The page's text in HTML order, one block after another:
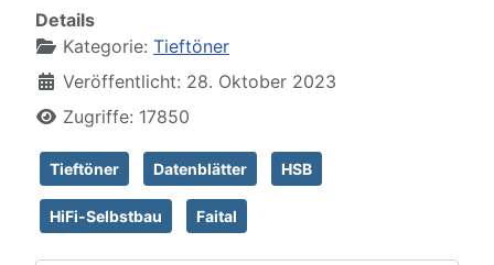
Details
Kategorie: Tieftöner
Veröffentlicht: 28. Oktober 2023
Zugriffe: 17850
Tieftöner Datenblätter HSB
HiFi-Selbstbau Faital